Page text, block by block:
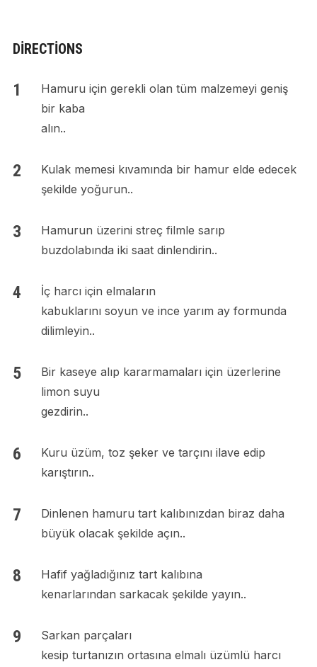
DIRECTIONS
Hamuru için gerekli olan tüm malzemeyi geniş
bir kaba
alın..
Kulak memesi kıvamında bir hamur elde edecek
şekilde yoğurun..
Hamurun üzerini streç filmle sarıp
buzdolabında iki saat dinlendirin..
İç harcı için elmaların
kabuklarını soyun ve ince yarım ay formunda
dilimleyin..
Bir kaseye alıp kararmamaları için üzerlerine
limon suyu
gezdirin..
Kuru üzüm, toz şeker ve tarçını ilave edip
karıştırın..
Dinlenen hamuru tart kalıbınızdan biraz daha
büyük olacak şekilde açın..
Hafif yağladığınız tart kalıbına
kenarlarından sarkacak şekilde yayın..
Sarkan parçaları
kesip turtanızın ortasına elmalı üzümlü harcı